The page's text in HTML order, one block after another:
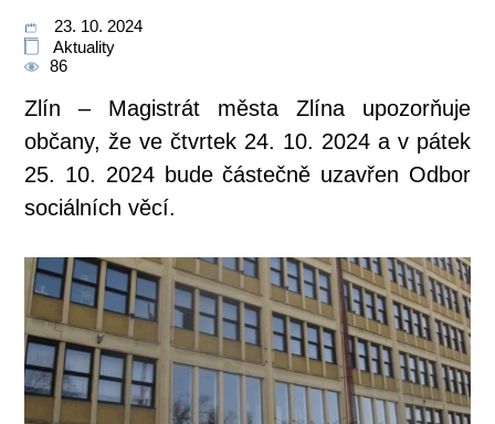
23. 10. 2024
Aktuality
86
Zlín – Magistrát města Zlína upozorňuje
občany, že ve čtvrtek 24. 10. 2024 a v pátek
25. 10. 2024 bude částečně uzavřen Odbor
sociálních věcí.